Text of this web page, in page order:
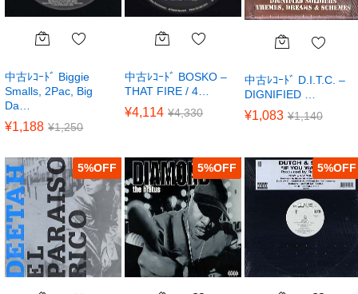
中古ﾚｺｰﾄﾞ Biggie
Smalls, 2Pac, Big
Da…
¥1,188 ¥1,250
中古ﾚｺｰﾄﾞ BOSKO –
THAT FIRE / 4…
¥4,114 ¥4,330
中古ﾚｺｰﾄﾞ D.I.T.C. –
DIGNIFIED …
¥1,083 ¥1,140
5% 5% 5%